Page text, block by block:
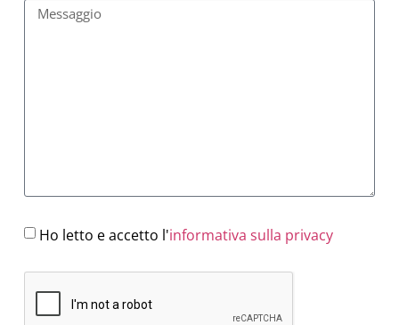
Ho letto e accetto l'informativa sulla privacy